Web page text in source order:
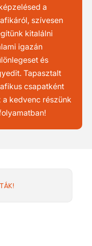
a
szívesen
kitalálni
igazán
és
Tapasztalt
csapatként
a kedvenc részünk